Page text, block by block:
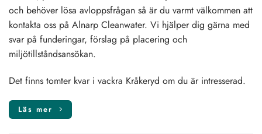
och behöver lösa avloppsfrågan så är du varmt välkommen att
kontakta oss på Alnarp Cleanwater. Vi hjälper dig gärna med
svar på funderingar, förslag på placering och
miljötillståndsansökan.
Det finns tomter kvar i vackra Kråkeryd om du är intresserad.
Läs mer